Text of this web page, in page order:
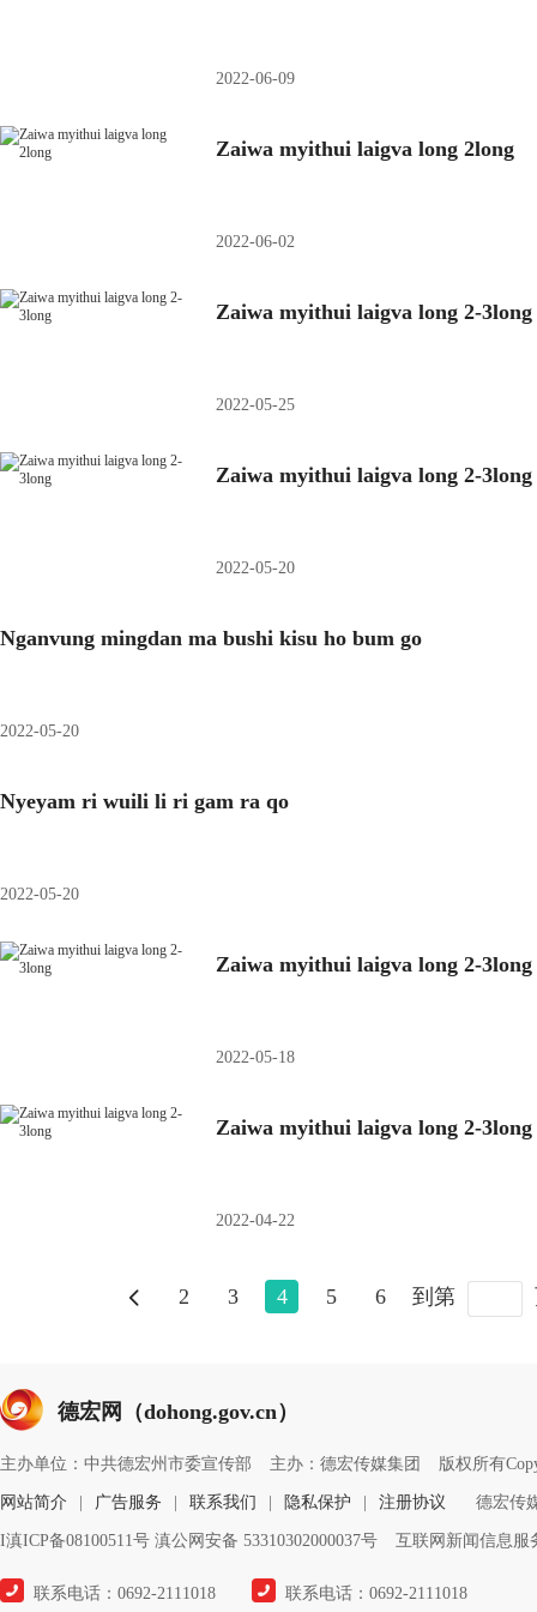
2022-06-09
Zaiwa myithui laigva long 2long
2022-06-02
Zaiwa myithui laigva long 2-3long
2022-05-25
Zaiwa myithui laigva long 2-3long
2022-05-20
Nganvung mingdan ma bushi kisu ho bum go
2022-05-20
Nyeyam ri wuili li ri gam ra qo
2022-05-20
Zaiwa myithui laigva long 2-3long
2022-05-18
Zaiwa myithui laigva long 2-3long
2022-04-22
2 3 4 5 6 到第
德宏网（dohong.gov.cn）
主办单位：中共德宏州市委宣传部 主办：德宏传媒集团 版权所有
网站简介 广告服务 联系我们 隐私保护 注册协议 德宏传
I滇ICP备08100511号 滇公网安备 53310302000037号 互联网新闻信息服
联系电话：0692-2111018 联系电话：0692-2111018